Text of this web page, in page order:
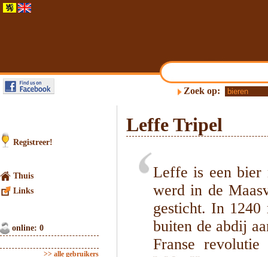
Zoek op:
Registreer!
Thuis
Links
online: 0
>> alle gebruikers
Leffe Tripel
Leffe is een bier
werd in de
gesticht. In
buiten de abdij
Franse